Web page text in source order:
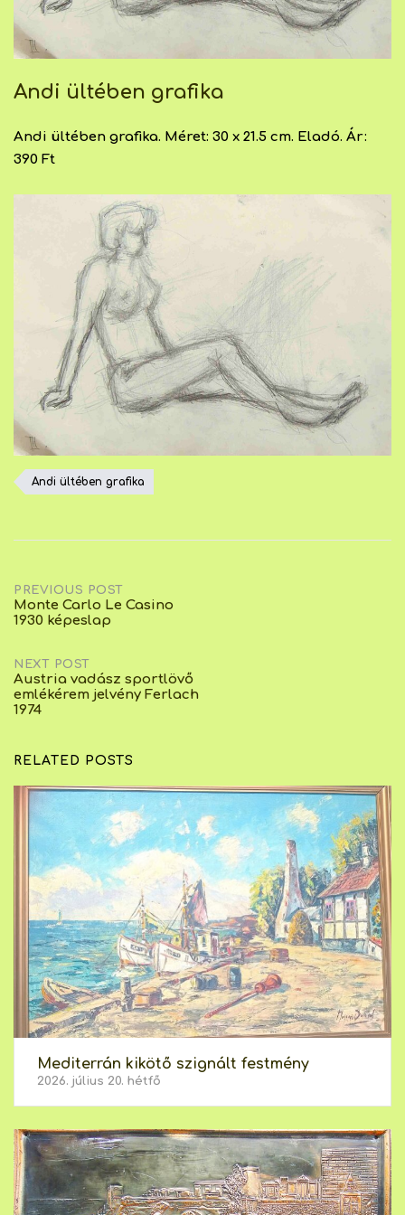
Andi ültében grafika
Andi ültében grafika. Méret: 30 x 21.5 cm. Eladó. Ár:
390 Ft
Andi ültében grafika
Post
PREVIOUS POST
Monte Carlo Le Casino
1930 képeslap
NEXT POST
Austria vadász sportlövő
emlékérem jelvény Ferlach
1974
RELATED POSTS
Mediterrán kikötő szignált festmény
2026. július 20. hétfő